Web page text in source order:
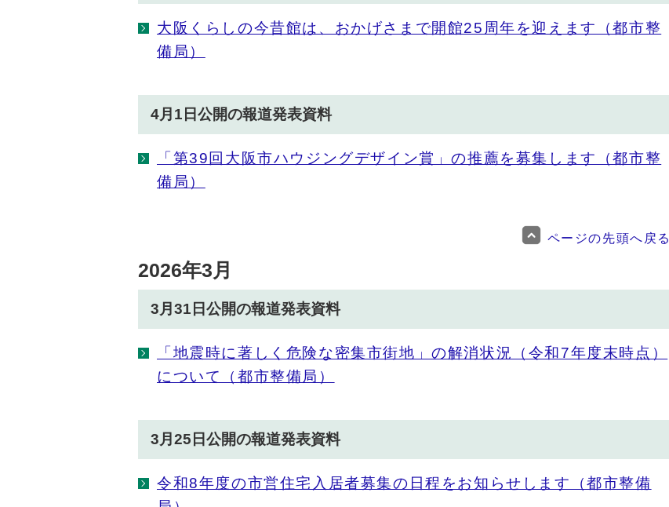
大阪くらしの今昔館は、おかげさまで開館25周年を迎えます（都市整
備局）
4月1日公開の報道発表資料
「第39回大阪市ハウジングデザイン賞」の推薦を募集します（都市整
備局）
ページの先頭へ戻る
2026年3月
3月31日公開の報道発表資料
「地震時に著しく危険な密集市街地」の解消状況（令和7年度末時点）
について（都市整備局）
3月25日公開の報道発表資料
令和8年度の市営住宅入居者募集の日程をお知らせします（都市整備